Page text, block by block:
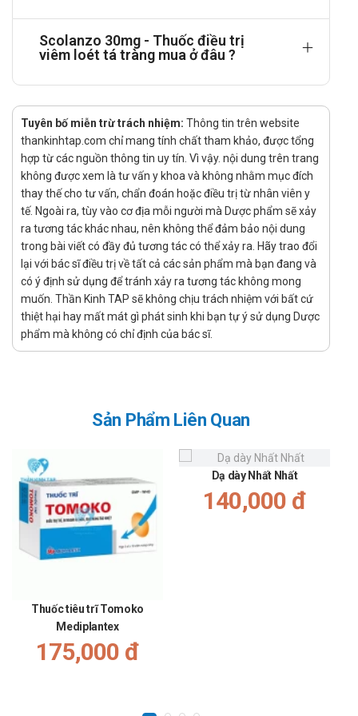
Uống 15-30 mg, 1 lần/ngày, dùng trong 4 tuần.
Nếu vết loét chưa lành, tiếp tục điều trị thêm 4 tuần
Mẫn cảm với lansoprazol hoặc các thành phần khác của
thuốc.
Phụ nữ đang mang thai trong 3 tháng đầu, người đang cho
con bú.
Suy thận nặng (Độ thanh thải creatinin < 30ml/ phút).
Không dùng thuốc cho những bệnh nhân đang sử dụng
atazanavir.
Tác dụng phụ của thuốc Scolanzo 30mg
Đường tiêu hoá: Tiêu chảy, táo bón, buồn nôn, nôn, đau
bụng, đầy bụng và khó tiêu.
Thần kinh: Đau đầu, chóng mặt, mệt mỏi, uể oải
Da: Ngứạ và phát ban
enzym gan, hematocrit, hemoglobin, acid uric và protein
Cảnh báo khi sử dụng
Liều lượng Citicolin cao có thể kích thích tăng dòng lưu
lượng máu não trong trường hợp xuất huyết nội sọ dai
dẳng;
Không khuyến cáo sử dụng Sekaf 500mg cho trẻ em, do
đó cần để xa tầm tay trẻ em;
Polysorbate 80, đây là chất có nguy cơ gây dị ứng. Bên
cạnh đó là dầu thầu dầu trong thuốc Sekaf có thể dẫn đến
buồn nôn, nôn ói, đau bụng hay tiêu chảy;
Khả năng lái xe và vận hành máy móc: Chưa có thông tin
Scolanzo 30mg - Thuốc điều trị
viêm loét tá tràng mua ở đâu ?
Tuyên bố miễn trừ trách nhiệm: Thông tin trên website
thankinhtap.com chỉ mang tính chất tham khảo, được tổng
hợp từ các nguồn thông tin uy tín. Vì vậy. nội dung trên trang
không được xem là tư vấn y khoa và không nhằm mục đích
thay thế cho tư vấn, chẩn đoán hoặc điều trị từ nhân viên y
tế. Ngoài ra, tùy vào cơ địa mỗi người mà Dược phẩm sẽ xảy
ra tương tác khác nhau, nên không thể đảm bảo nội dung
trong bài viết có đầy đủ tương tác có thể xảy ra. Hãy trao đổi
lại với bác sĩ điều trị về tất cả các sản phẩm mà bạn đang và
có ý định sử dụng để tránh xảy ra tương tác không mong
muốn. Thần Kinh TAP sẽ không chịu trách nhiệm với bất cứ
thiệt hại hay mất mát gì phát sinh khi bạn tự ý sử dụng Dược
phẩm mà không có chỉ định của bác sĩ.
Sản Phẩm Liên Quan
Thuốc tiêu trĩ Tomoko
Mediplantex
175,000 đ
Dạ dày Nhất Nhất
140,000 đ